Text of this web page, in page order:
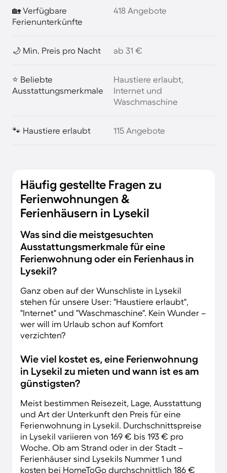
🏡 Verfügbare
Ferienunterkünfte
418 Angebote
🌙 Min. Preis pro Nacht ab 31 €
⭐ Beliebte
Ausstattungsmerkmale
Haustiere erlaubt,
Internet und
Waschmaschine
🐾 Haustiere erlaubt 115 Angebote
Häufig gestellte Fragen zu
Ferienwohnungen &
Ferienhäusern in Lysekil
Was sind die meistgesuchten
Ausstattungsmerkmale für eine
Ferienwohnung oder ein Ferienhaus in
Lysekil?
Ganz oben auf der Wunschliste in Lysekil
stehen für unsere User: "Haustiere erlaubt",
"Internet" und "Waschmaschine". Kein Wunder –
wer will im Urlaub schon auf Komfort
verzichten?
Wie viel kostet es, eine Ferienwohnung
in Lysekil zu mieten und wann ist es am
günstigsten?
Meist bestimmen Reisezeit, Lage, Ausstattung
und Art der Unterkunft den Preis für eine
Ferienwohnung in Lysekil. Durchschnittspreise
in Lysekil variieren von 169 € bis 193 € pro
Woche. Ob am Strand oder in der Stadt –
Ferienhäuser sind Lysekils Nummer 1 und
kosten bei HomeToGo durchschnittlich 186 €